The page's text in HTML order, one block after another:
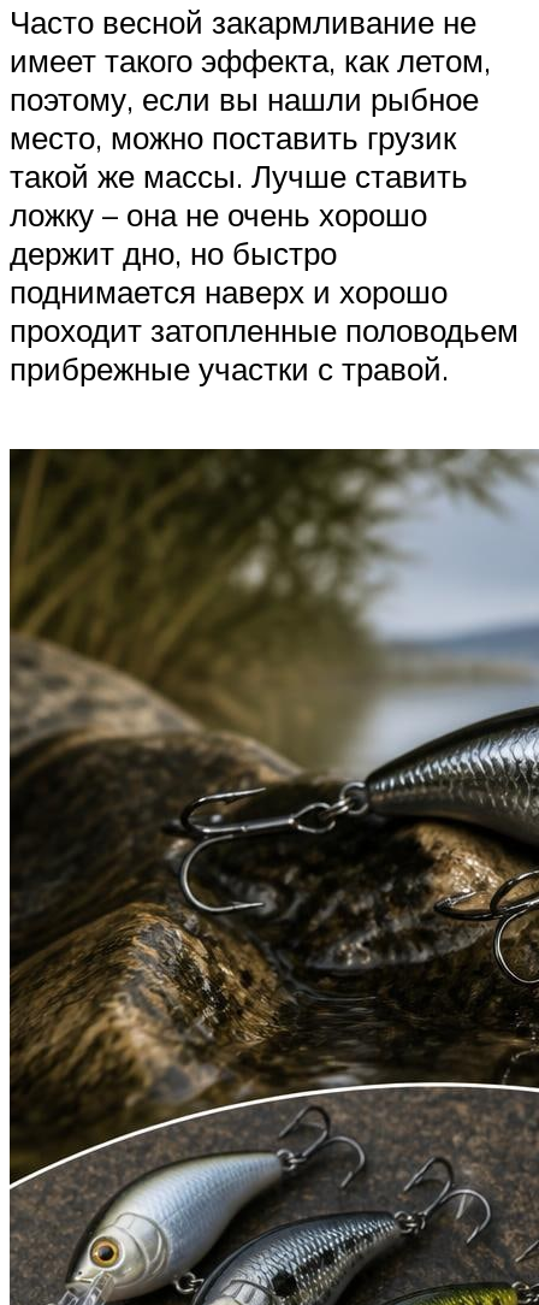
Часто весной закармливание не
имеет такого эффекта, как летом,
поэтому, если вы нашли рыбное
место, можно поставить грузик
такой же массы. Лучше ставить
ложку – она не очень хорошо
держит дно, но быстро
поднимается наверх и хорошо
проходит затопленные половодьем
прибрежные участки с травой.